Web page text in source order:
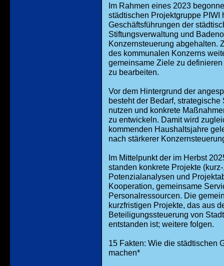
Im Rahmen eines 2023
städtischen Projektgruppe PIWI
Geschäftsführungen der
Stiftungsverwaltung und
Konzernsteuerung abgehalten.
des kommunalen Konzerns
gemeinsame Ziele zu
zu bearbeiten.
Vor dem Hintergrund der
besteht der Bedarf,
nutzen und konkrete
zu entwickeln. Damit wird
kommenden Haushaltsjahre
nach stärkerer
Im Mittelpunkt der im Herbst
standen konkrete Projekte
Potenzialanalysen und
Kooperation, gemeinsame
Personalressourcen. Die
kurzfristigen Projekte, das aus
Beteiligungssteuerung von
entstanden ist; weitere folgen.
15 Fakten: Wie die städtischen
machen*